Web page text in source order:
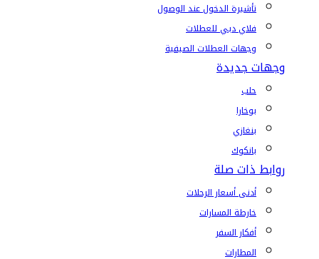
تأشيرة الدخول عند الوصول
فلاي دبي للعطلات
وجهات العطلات الصيفية
وجهات جديدة
حلب
بوخارا
بنغازي
بانكوك
روابط ذات صلة
أدنى أسعار الرحلات
خارطة المسارات
أفكار السفر
المطارات